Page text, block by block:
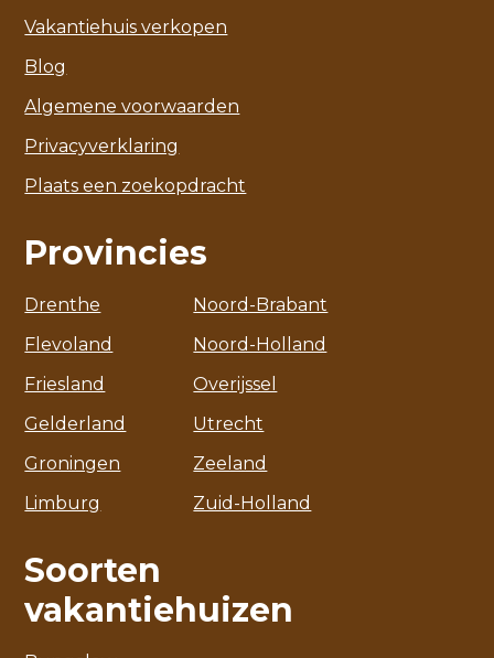
Vakantiehuis verkopen
Blog
Algemene voorwaarden
Privacyverklaring
Plaats een zoekopdracht
Provincies
Drenthe
Flevoland
Friesland
Gelderland
Groningen
Limburg
Noord-Brabant
Noord-Holland
Overijssel
Utrecht
Zeeland
Zuid-Holland
Soorten
vakantiehuizen